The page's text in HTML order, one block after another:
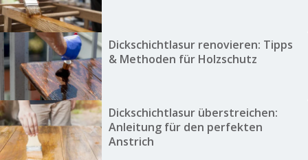
Dickschichtlasur renovieren: Tipps
& Methoden für Holzschutz
Dickschichtlasur überstreichen:
Anleitung für den perfekten
Anstrich